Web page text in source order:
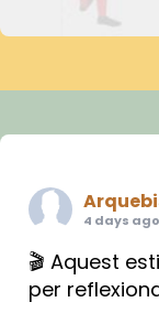
4 days ago
🎬 Aquest
per